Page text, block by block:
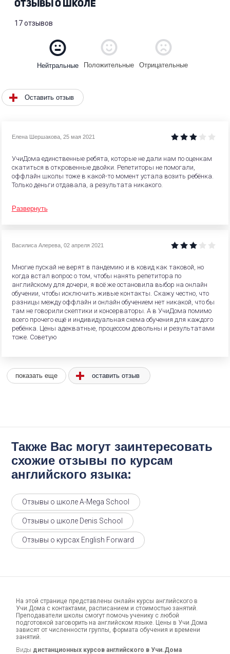
ОТЗЫВЫ О ШКОЛЕ
17 отзывов
Нейтральные Положительные Отрицательные
Оставить отзыв
Елена Шершакова, 25 мая 2021
УчиДома единственные ребята, которые не дали нам по оценкам
скатиться в откровенные двойки. Репетиторы не помогали,
оффлайн школы тоже в какой-то момент устала возить ребёнка.
Только деньги отдавала, а результата никакого.
Развернуть
Василиса Алерева, 02 апреля 2021
Многие пускай не верят в пандемию и в ковид как таковой, но
когда встал вопрос о том, чтобы нанять репетитора по
английскому для дочери, я всё же остановила выбор на онлайн
обучении, чтобы исключить живые контакты. Скажу честно, что
разницы между оффлайн и онлайн обучением нет никакой, что бы
там не говорили скептики и консерваторы. А в УчиДома помимо
всего прочего ещё и индивидуальная схема обучения для каждого
ребёнка. Цены адекватные, процессом довольны и результатами
тоже. Советую
показать еще оставить отзыв
Также Вас могут заинтересовать
схожие отзывы по курсам
английского языка:
Отзывы о школе A-Mega School
Отзывы о школе Denis School
Отзывы о курсах English Forward
На этой странице представлены онлайн курсы английского в
Учи.Дома с контактами, расписанием и стоимостью занятий.
Преподаватели школы смогут помочь ученику с любой
подготовкой заговорить на английском языке. Цены в Учи.Дома
зависят от численности группы, формата обучения и времени
занятий.
Виды дистанционных курсов английского в Учи.Дома